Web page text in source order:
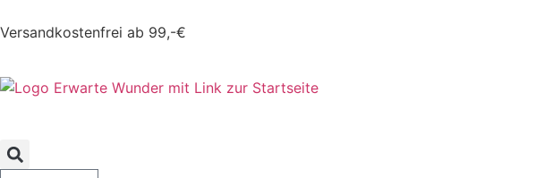
Versandkostenfrei ab 99,-€